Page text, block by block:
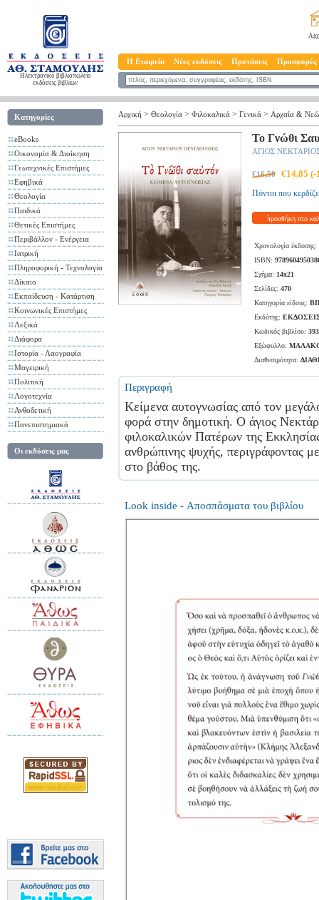
Ηλεκτρονικό βιβλιοπωλείο
εκδόσεις βιβλίων
Η Εταιρεία Νέες εκδόσεις Προτάσεις Προσφορές
Κατηγορίες
eBooks
Οικονομία & Διοίκηση
Γεωτεχνικές Επιστήμες
Εφηβικά
Θεολογία
Παιδικά
Θετικές Επιστήμες
Περιβάλλον - Ενέργεια
Ιατρική
Πληροφορική - Τεχνολογία
Δίκαιο
Εκπαίδευση - Κατάρτιση
Κοινωνικές Επιστήμες
Λεξικά
Διάφορα
Ιστορία - Λαογραφία
Μαγειρική
Πολιτική
Λογοτεχνία
Ανθοδετική
Πανεπιστημιακά
Οι εκδόσεις μας
Αρχική > Θεολογία > Φιλοκαλικά > Γενικά > Αρχαία &
Το Γνώθι
ΑΓΙΟΣ
€16,50 €14,85
Πόντοι που
προσθήκη στο
Χρονολογία έκδοσης:
ISBN:
Σχήμα: 14x21
Σελίδες: 470
Κατηγορία είδους:
Εκδότης:
Κωδικός βιβλίου:
Εξώφυλλο:
Διαθεσιμότητα:
Περιγραφή
Κείμενα αυτογνωσίας από τον
φορά στην δημοτική. Ο άγιος
φιλοκαλικών Πατέρων της
ανθρώπινης ψυχής, περιγράφοντας
στο βάθος της.
Look inside - Αποσπάσματα του βιβλίου